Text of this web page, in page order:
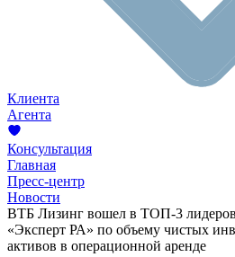
Клиента
Агента
Консультация
Главная
Пресс-центр
Новости
ВТБ Лизинг вошел в ТОП-3 лидеров
«Эксперт РА» по объему чистых
активов в операционной аренде